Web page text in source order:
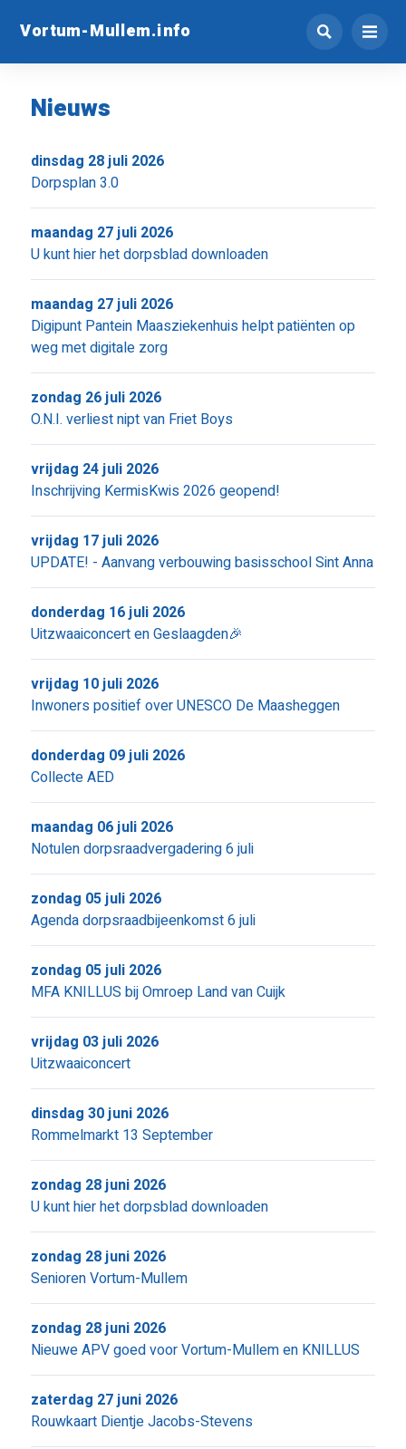
Vortum-Mullem.info
Nieuws
Dorpsplan 3.0
dinsdag 28 juli 2026
U kunt hier het dorpsblad downloaden
maandag 27 juli 2026
Digipunt Pantein Maasziekenhuis helpt patiënten op
weg met digitale zorg
maandag 27 juli 2026
O.N.I. verliest nipt van Friet Boys
zondag 26 juli 2026
Inschrijving KermisKwis 2026 geopend!
vrijdag 24 juli 2026
UPDATE! - Aanvang verbouwing basisschool Sint Anna
vrijdag 17 juli 2026
Uitzwaaiconcert en Geslaagden🎉
donderdag 16 juli 2026
Inwoners positief over UNESCO De Maasheggen
vrijdag 10 juli 2026
Collecte AED
donderdag 09 juli 2026
Notulen dorpsraadvergadering 6 juli
maandag 06 juli 2026
Agenda dorpsraadbijeenkomst 6 juli
zondag 05 juli 2026
MFA KNILLUS bij Omroep Land van Cuijk
zondag 05 juli 2026
Uitzwaaiconcert
vrijdag 03 juli 2026
Rommelmarkt 13 September
dinsdag 30 juni 2026
U kunt hier het dorpsblad downloaden
zondag 28 juni 2026
Senioren Vortum-Mullem
zondag 28 juni 2026
Nieuwe APV goed voor Vortum-Mullem en KNILLUS
zondag 28 juni 2026
Rouwkaart Dientje Jacobs-Stevens
zaterdag 27 juni 2026